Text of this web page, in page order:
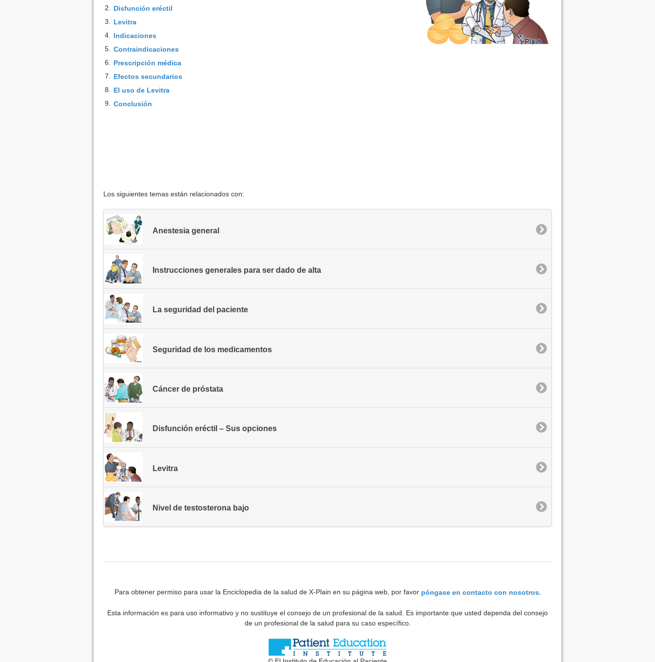
2. Disfunción eréctil
3. Levitra
4. Indicaciones
5. Contraindicaciones
6. Prescripción médica
7. Efectos secundarios
8. El uso de Levitra
9. Conclusión
Los siguientes temas están relacionados con:
Anestesia general
Instrucciones generales para ser dado de alta
La seguridad del paciente
Seguridad de los medicamentos
Cáncer de próstata
Disfunción eréctil – Sus opciones
Levitra
Nivel de testosterona bajo
Para obtener permiso para usar la Enciclopedia de la salud de X-Plain en su página web, por favor póngase en contacto con nosotros.
Esta información es para uso informativo y no sustituye el consejo de un profesional de la salud. Es importante que usted dependa del consejo
de un profesional de la salud para su caso específico.